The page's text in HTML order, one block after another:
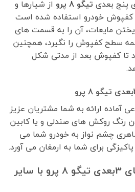
پنج بعدی تیگو 8 پرو
از شیارها و
کفپوش خودرو استفاده شده است
مایعات، آن را به قسمت های
سطح کفپوش را نگیرد، همچنین
تا کفپوش بعد از مدتی شکل
آماده ارائه به شما مشتریان عزیز
روکش های صندلی و یا کابین
چشم نواز به خودرو شما می
برای شما به ارمغان می آورد.
با سایر